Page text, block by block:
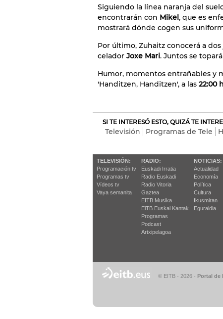
Siguiendo la línea naranja del
encontrarán con Mikel, que es
mostrará dónde cogen sus
Por último, Zuhaitz conocerá a
celador Joxe Mari. Juntos se
Humor, momentos entrañables y
'Handitzen, Handitzen', a las 22:00
SI TE INTERESÓ ESTO, QUIZÁ TE
Televisión Programas de Tele
TELEVISIÓN:
Programación tv
Programas tv
Vídeos tv
Vaya semanita
RADIO:
Euskadi Irratia
Radio Euskadi
Radio Vitoria
Gaztea
EITB Musika
EiTB Euskal Kantak
Programas
Podcast
Artxipelagoa
NOTICIAS:
Actualidad
Economía
Política
Cultura
Ikusmiran
Eguraldia
© EITB - 2026 - Portal de